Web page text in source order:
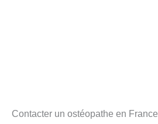
Contacter un ostéopathe en